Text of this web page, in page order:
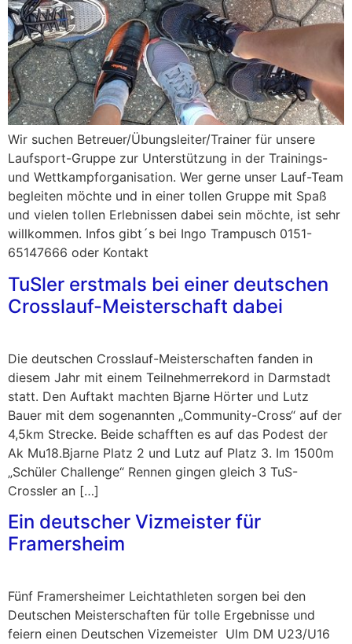
Wir suchen Betreuer/Übungsleiter/Trainer für unsere
Laufsport-Gruppe zur Unterstützung in der Trainings-
und Wettkampforganisation. Wer gerne unser Lauf-Team
begleiten möchte und in einer tollen Gruppe mit Spaß
und vielen tollen Erlebnissen dabei sein möchte, ist sehr
willkommen. Infos gibt´s bei Ingo Trampusch 0151-
65147666 oder Kontakt
TuSler erstmals bei einer deutschen
Crosslauf-Meisterschaft dabei
Die deutschen Crosslauf-Meisterschaften fanden in
diesem Jahr mit einem Teilnehmerrekord in Darmstadt
statt. Den Auftakt machten Bjarne Hörter und Lutz
Bauer mit dem sogenannten „Community-Cross“ auf der
4,5km Strecke. Beide schafften es auf das Podest der
Ak Mu18.Bjarne Platz 2 und Lutz auf Platz 3. Im 1500m
„Schüler Challenge“ Rennen gingen gleich 3 TuS-
Crossler an […]
Ein deutscher Vizmeister für
Framersheim
Fünf Framersheimer Leichtathleten sorgen bei den
Deutschen Meisterschaften für tolle Ergebnisse und
feiern einen Deutschen Vizemeister Ulm DM U23/U16